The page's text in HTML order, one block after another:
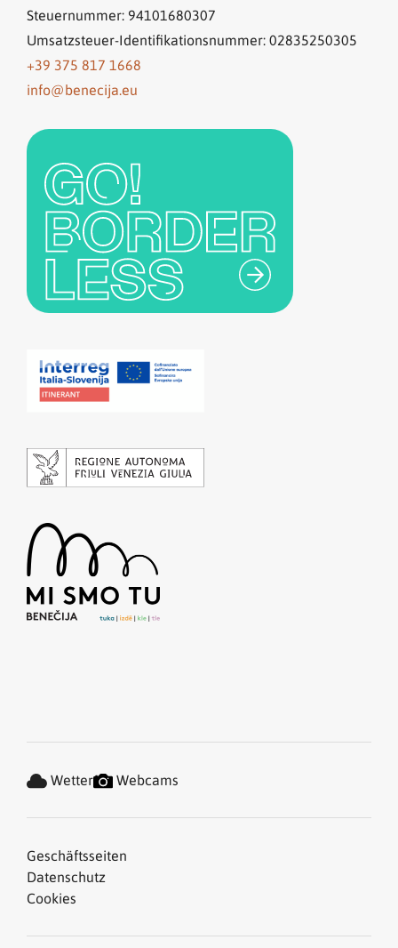
Steuernummer: 94101680307
Umsatzsteuer-Identifikationsnummer: 02835250305
+39 375 817 1668
info@benecija.eu
Geschäftsseiten
Datenschutz
Cookies
Wetter Webcams